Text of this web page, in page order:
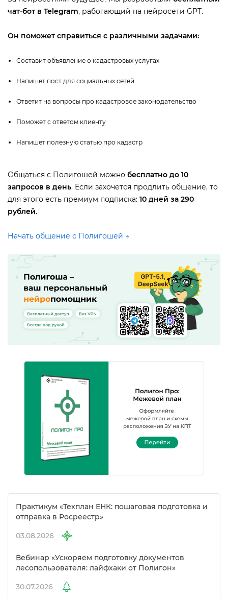
чат-бот в Telegram, работающий на нейросети GPT.
Он поможет справиться с различными задачами:
Составит объявление о кадастровых услугах
Напишет пост для социальных сетей
Ответит на вопросы про кадастровое законодательство
Поможет с ответом клиенту
Напишет полезную статью про кадастр
Общаться с Полигошей можно есплатно до 10
запросов в день. Если захочется продлить общение, то
для этого есть премиум подписка: 10 дней за 290
рублей.
Начать общение с Полигошей →
Практикум «Техплан ЕНК: пошаговая подготовка и
отправка в Росреестр»
03.08.2026
ебинар «Ускоряем подготовку документо
лесопользователя: лайфхаки от Полигон»
30.07.2026